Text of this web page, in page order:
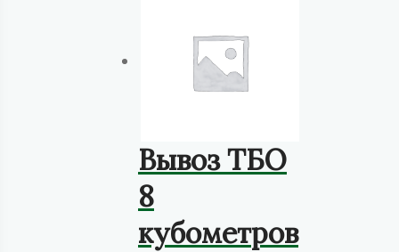
Вывоз ТБО
8
кубометров